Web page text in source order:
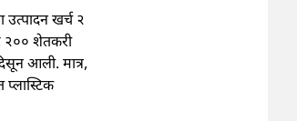
खर्च २
२०० शेतकरी
आली. मात्र,